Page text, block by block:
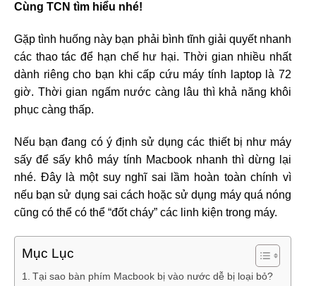
Cùng TCN tìm hiểu nhé!
Gặp tình huống này bạn phải bình tĩnh giải quyết nhanh
các thao tác để hạn chế hư hại. Thời gian nhiều nhất
dành riêng cho bạn khi cấp cứu máy tính laptop là 72
giờ. Thời gian ngấm nước càng lâu thì khả năng khôi
phục càng thấp.
Nếu bạn đang có ý định sử dụng các thiết bị như máy
sấy để sấy khô máy tính Macbook nhanh thì dừng lại
nhé. Đây là một suy nghĩ sai lầm hoàn toàn chính vì
nếu bạn sử dụng sai cách hoặc sử dụng máy quá nóng
cũng có thể có thể “đốt cháy” các linh kiện trong máy.
Mục Lục
Tại sao bàn phím Macbook bị vào nước dễ bị loại bỏ?